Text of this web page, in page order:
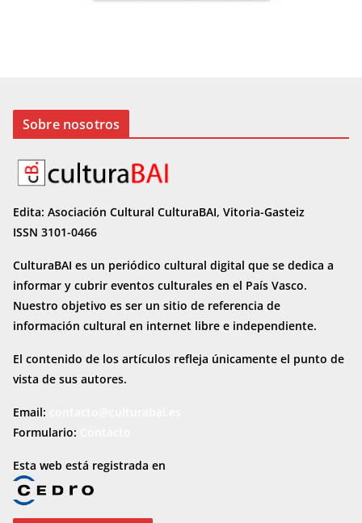
Sobre nosotros
Edita: Asociación Cultural CulturaBAI, Vitoria-Gasteiz
ISSN 3101-0466
CulturaBAI es un periódico cultural digital que se dedica a
informar y cubrir eventos culturales en el País Vasco.
Nuestro objetivo es ser un sitio de referencia de
información cultural en internet libre e independiente.
El contenido de los artículos refleja únicamente el punto de
vista de sus autores.
Email:
Formulario:
Esta web está registrada en